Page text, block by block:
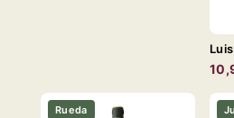
Rueda